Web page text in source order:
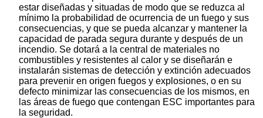
estar diseñadas y situadas de modo que se reduzca al
mínimo la probabilidad de ocurrencia de un fuego y sus
consecuencias, y que se pueda alcanzar y mantener la
capacidad de parada segura durante y después de un
incendio. Se dotará a la central de materiales no
combustibles y resistentes al calor y se diseñarán e
instalarán sistemas de detección y extinción adecuados
para prevenir en origen fuegos y explosiones, o en su
defecto minimizar las consecuencias de los mismos, en
las áreas de fuego que contengan ESC importantes para
la seguridad.